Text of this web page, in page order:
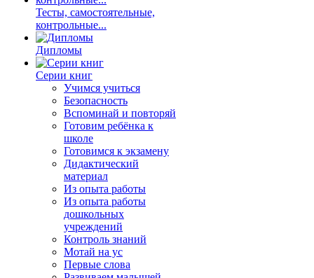
Тесты, самостоятельные,
контрольные...
Дипломы
Серии книг
Учимся учиться
Безопасность
Вспоминай и повторяй
Готовим ребёнка к
школе
Готовимся к экзамену
Дидактический
материал
Из опыта работы
Из опыта работы
дошкольных
учреждений
Контроль знаний
Мотай на ус
Первые слова